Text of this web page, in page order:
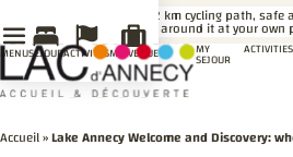
VOUS ?
A 42 km cycling path,
to go around it at your own
MY
SEJOUR
ACTIVITIES
MENUSÉJOURACTIVITÉSMA VENUE
Accueil»Lake Annecy Welcome and Discovery: